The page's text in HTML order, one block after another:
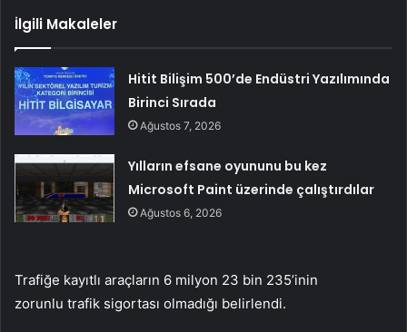
İlgili Makaleler
Hitit Bilişim 500’de Endüstri Yazılımında
Birinci Sırada
Ağustos 7, 2026
Yılların efsane oyununu bu kez
Microsoft Paint üzerinde çalıştırdılar
Ağustos 6, 2026
Trafiğe kayıtlı araçların 6 milyon 23 bin 235’inin
zorunlu trafik sigortası olmadığı belirlendi.